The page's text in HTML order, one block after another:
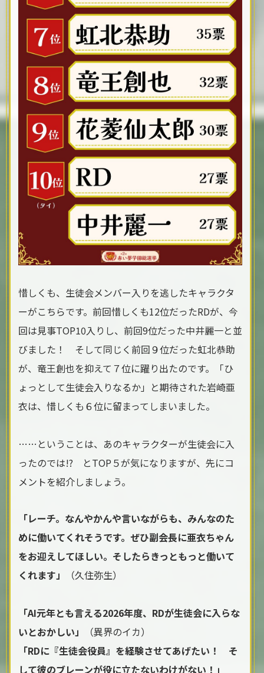
惜しくも、生徒会メンバー入りを逃したキャラクタ
ーがこちらです。前回惜しくも12位だったRDが、今
回は見事TOP10入りし、前回9位だった中井麗一と並
びました！ そして同じく前回９位だった虹北恭助
が、竜王創也を抑えて７位に躍り出たのです。「ひ
ょっとして生徒会入りなるか」と期待された岩崎亜
衣は、惜しくも６位に留まってしまいました。
……ということは、あのキャラクターが生徒会に入
ったのでは!? とTOP５が気になりますが、先にコ
メントを紹介しましょう。
「レーチ。なんやかんや言いながらも、みんなのた
めに働いてくれそうです。ぜひ副会長に亜衣ちゃん
をお迎えしてほしい。そしたらきっともっと働いて
くれます」
（久住弥生）
「AI元年とも言える2026年度、RDが生徒会に入らな
いとおかしい」
（異界のイカ）
「RDに『生徒会役員』を経験させてあげたい！ そ
して彼のブレーンが役に立たないわけがない！」